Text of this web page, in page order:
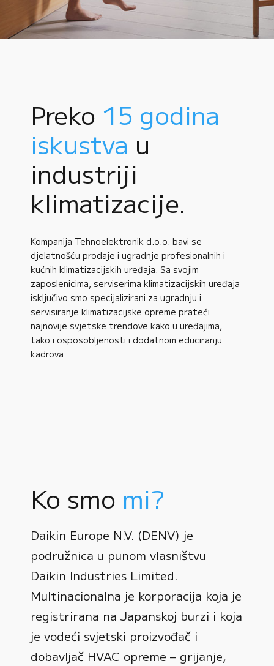
Preko 15 godina
iskustva u
industriji
klimatizacije.
Kompanija Tehnoelektronik d.o.o. bavi se
djelatnošću prodaje i ugradnje profesionalnih i
kućnih klimatizacijskih uređaja. Sa svojim
zaposlenicima, serviserima klimatizacijskih uređaja
isključivo smo specijalizirani za ugradnju i
servisiranje klimatizacijske opreme prateći
najnovije svjetske trendove kako u uređajima,
tako i osposobljenosti i dodatnom educiranju
kadrova.
Ko smo mi?
Daikin Europe N.V. (DENV) je
podružnica u punom vlasništvu
Daikin Industries Limited.
Multinacionalna je korporacija koja je
registrirana na Japanskoj burzi i koja
je vodeći svjetski proizvođač i
dobavljač HVAC opreme – grijanje,
0